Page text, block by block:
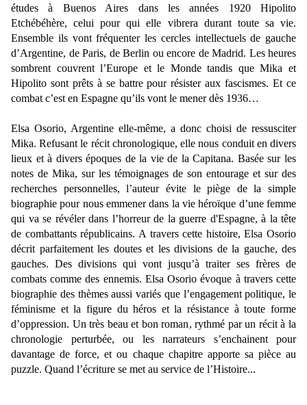
études à Buenos Aires dans les années 1920 Hipolito
Etchébéhère, celui pour qui elle vibrera durant toute sa vie.
Ensemble ils vont fréquenter les cercles intellectuels de gauche
d’Argentine, de Paris, de Berlin ou encore de Madrid. Les heures
sombrent couvrent l’Europe et le Monde tandis que Mika et
Hipolito sont prêts à se battre pour résister aux fascismes. Et ce
combat c’est en Espagne qu’ils vont le mener dès 1936…
Elsa Osorio, Argentine elle-même, a donc choisi de ressusciter
Mika. Refusant le récit chronologique, elle nous conduit en divers
lieux et à divers époques de la vie de la Capitana. Basée sur les
notes de Mika, sur les témoignages de son entourage et sur des
recherches personnelles, l’auteur évite le piège de la simple
biographie pour nous emmener dans la vie héroïque d’une femme
qui va se révéler dans l’horreur de la guerre d'Espagne, à la tête
de combattants républicains. A travers cette histoire, Elsa Osorio
décrit parfaitement les doutes et les divisions de la gauche, des
gauches. Des divisions qui vont jusqu’à traiter ses frères de
combats comme des ennemis. Elsa Osorio évoque à travers cette
biographie des thèmes aussi variés que l’engagement politique, le
féminisme et la figure du héros et la résistance à toute forme
d’oppression. Un très beau et bon roman, rythmé par un récit à la
chronologie perturbée, ou les narrateurs s’enchainent pour
davantage de force, et ou chaque chapitre apporte sa pièce au
puzzle. Quand l’écriture se met au service de l’Histoire...